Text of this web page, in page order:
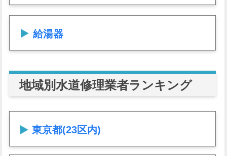
給湯器
地域別水道修理業者ランキング
東京都(23区内)